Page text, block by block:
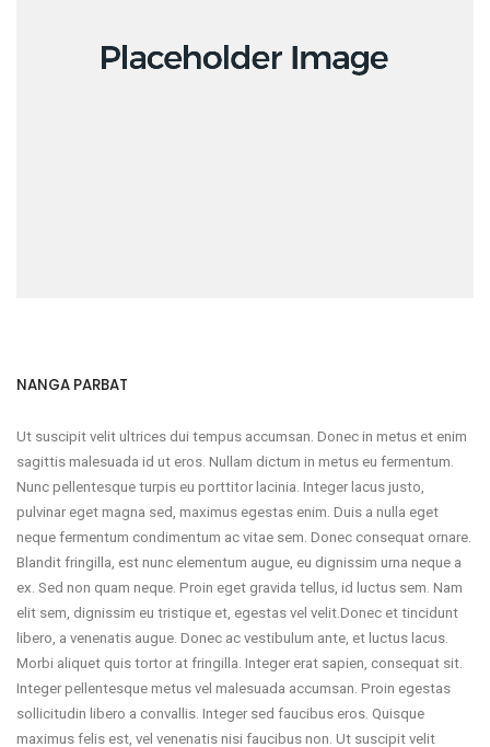
NANGA PARBAT
Ut suscipit velit ultrices dui tempus accumsan. Donec in metus et enim
sagittis malesuada id ut eros. Nullam dictum in metus eu fermentum.
Nunc pellentesque turpis eu porttitor lacinia. Integer lacus justo,
pulvinar eget magna sed, maximus egestas enim. Duis a nulla eget
neque fermentum condimentum ac vitae sem. Donec consequat ornare.
Blandit fringilla, est nunc elementum augue, eu dignissim urna neque a
ex. Sed non quam neque. Proin eget gravida tellus, id luctus sem. Nam
elit sem, dignissim eu tristique et, egestas vel velit.Donec et tincidunt
libero, a venenatis augue. Donec ac vestibulum ante, et luctus lacus.
Morbi aliquet quis tortor at fringilla. Integer erat sapien, consequat sit.
Integer pellentesque metus vel malesuada accumsan. Proin egestas
sollicitudin libero a convallis. Integer sed faucibus eros. Quisque
maximus felis est, vel venenatis nisi faucibus non. Ut suscipit velit